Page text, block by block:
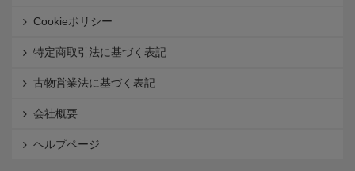
Cookieポリシー
特定商取引法に基づく表記
古物営業法に基づく表記
会社概要
ヘルプページ